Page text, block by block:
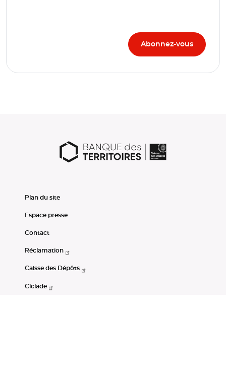
Plan du site
Espace presse
Contact
Réclamation
Caisse des Dépôts
Ciclade